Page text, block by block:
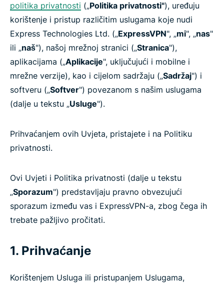
politika privatnosti („Politika privatnosti"), uređuju
korištenje i pristup različitim uslugama koje nudi
Express Technologies Ltd. („ExpressVPN", „mi", „nas"
ili „naš"), našoj mrežnoj stranici („Stranica"),
aplikacijama („Aplikacije", uključujući i mobilne i
mrežne verzije), kao i cijelom sadržaju („Sadržaj") i
softveru („Softver") povezanom s našim uslugama
(dalje u tekstu „Usluge").
Prihvaćanjem ovih Uvjeta, pristajete i na Politiku
privatnosti.
Ovi Uvjeti i Politika privatnosti (dalje u tekstu
„Sporazum") predstavljaju pravno obvezujući
sporazum između vas i ExpressVPN-a, zbog čega ih
trebate pažljivo pročitati.
1. Prihvaćanje
Korištenjem Usluga ili pristupanjem Uslugama,